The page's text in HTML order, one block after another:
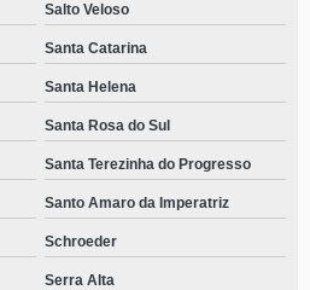
Salto Veloso
Santa Catarina
Santa Helena
Santa Rosa do Sul
Santa Terezinha do Progresso
Santo Amaro da Imperatriz
Schroeder
Serra Alta